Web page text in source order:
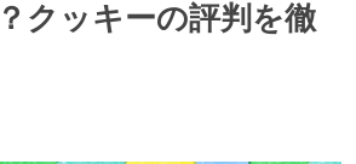
クッキーの評判を徹